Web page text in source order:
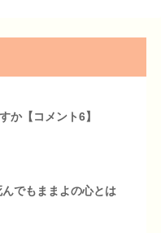
か【コメント6】
でもままよの心とは